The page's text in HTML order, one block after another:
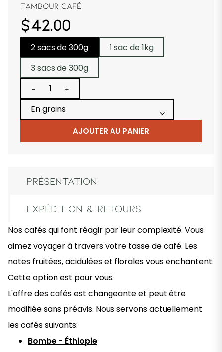
Tambour Café
$42.00
2 sacs de 300g
1 sac de 1kg
3 sacs de 300g
PRÉSENTATION
EXPÉDITION & RETOURS
Nos cafés qui font réagir par leur complexité. Vous
aimez voyager à travers votre tasse de café. Les
notes fruitées, acidulées et florales vous enchantent.
Cette option est pour vous.
L'offre des cafés est changeante et peut être
modifiée sans préavis. Nous servons actuellement
les cafés suivants:
Bombe - Éthiopie